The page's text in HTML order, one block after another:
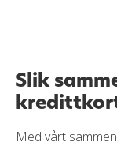
Slik
Med vårt